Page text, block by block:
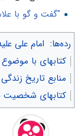
"گفت و گو با
رده‌ها: امام علی
کتابهای با موضوع
منابع تاریخ
کتابهای شخصیت